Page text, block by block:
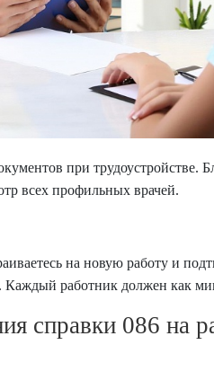
при трудоустройстве.
всех профильных врачей.
на новую работу и
работник должен как
справки 086 на